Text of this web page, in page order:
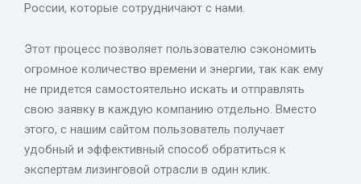
России, которые сотрудничают с нами.
Этот процесс позволяет пользователю сэкономить
огромное количество времени и энергии, так как ему
не придется самостоятельно искать и отправлять
свою заявку в каждую компанию отдельно. Вместо
этого, с нашим сайтом пользователь получает
удобный и эффективный способ обратиться к
экспертам лизинговой отрасли в один клик.